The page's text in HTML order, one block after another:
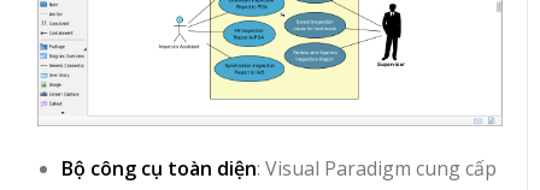
Bộ công cụ toàn diện: Visual Paradigm cung cấp